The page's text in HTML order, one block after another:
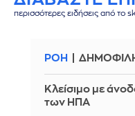
περισσότερες ειδήσεις από το
ΡΟΗ
Κλείσιμο με
των ΗΠΑ